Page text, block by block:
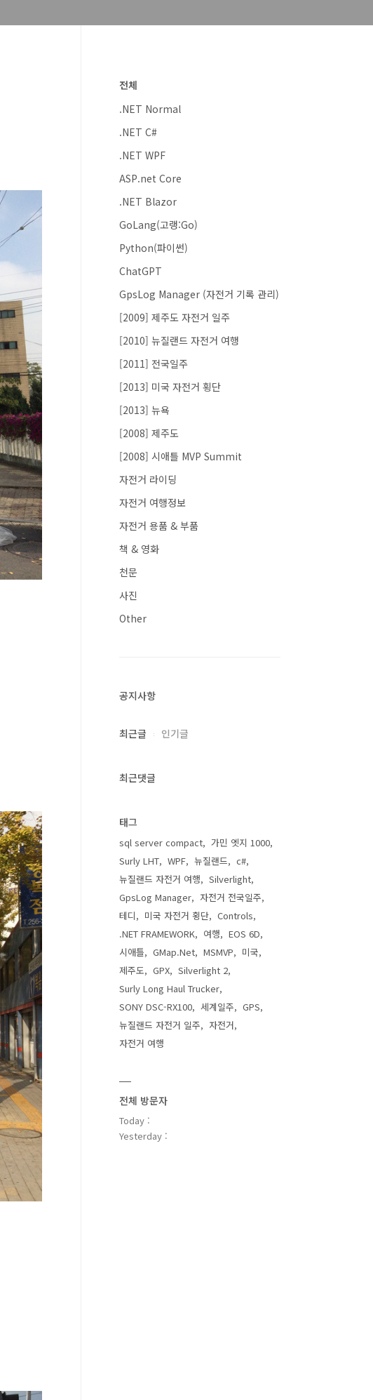
전체
.NET Normal
.NET C#
.NET WPF
ASP.net Core
.NET Blazor
GoLang(고랭:Go)
Python(파이썬)
ChatGPT
GpsLog Manager (자전거 기록 관리)
[2009] 제주도 자전거 일주
[2010] 뉴질랜드 자전거 여행
[2011] 전국일주
[2013] 미국 자전거 횡단
[2013] 뉴욕
[2008] 제주도
[2008] 시애틀 MVP Summit
자전거 라이딩
자전거 여행정보
자전거 용품 & 부품
책 & 영화
천문
사진
Other
공지사항
최근글 인기글
최근댓글
태그
sql server compact
가민 엣지 1000
Surly LHT
WPF 뉴질랜드
c#
뉴질랜드 자전거 여행
Silverlight
GpsLog Manager
자전거 전국일주
테디
미국 자전거 횡단
Controls
.NET FRAMEWORK
여행
EOS 6D
시애틀
GMap.Net MSMVP
미국
제주도
GPX
Silverlight 2
Surly Long Haul Trucker
SONY DSC-RX100
세계일주
GPS
뉴질랜드 자전거 일주
자전거
자전거 여행
전체 방문자
Today :
Yesterday :